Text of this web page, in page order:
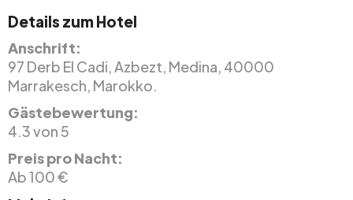
Details zum Hotel
Anschrift:
97 Derb El Cadi, Azbezt, Medina, 40000
Marrakesch, Marokko.
Gästebewertung:
4.3 von 5
Preis pro Nacht:
Ab 100 €